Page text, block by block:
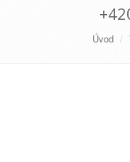
Úvod